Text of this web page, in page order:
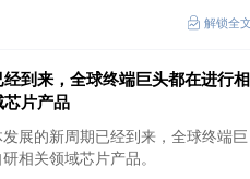
解锁全文
经到来，全球终端巨头都在进行相
片产品
展的新周期已经到来，全球终端巨
相关领域芯片产品。